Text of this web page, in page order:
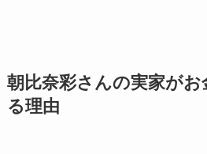
朝比奈彩さんの実家が
る理由